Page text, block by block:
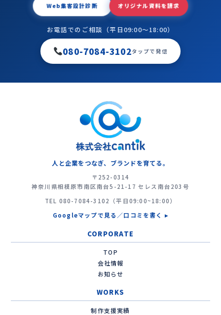
Web集客設計診断 オリジナル資料を請求
お電話でのご相談（平日09:00〜18:00）
080-7084-3102タップで発信
人と企業をつなぎ、ブランドを育てる。
〒252-0314
神奈川県相模原市南区南台5-21-17 セレス南台203号
TEL 080-7084-3102 （平日09:00~18:00）
Googleマップで見る／口コミを書く ▸
CORPORATE
TOP
会社情報
お知らせ
WORKS
制作支援実績